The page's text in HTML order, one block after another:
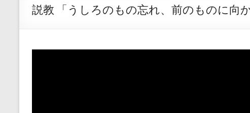
説教 「うしろのもの忘れ、前のものに向